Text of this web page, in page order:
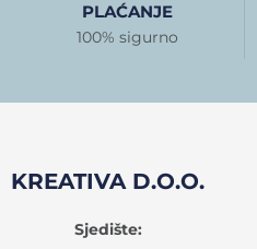
PLAĆANJE
100% sigurno
KREATIVA D.O.O.
Sjedište: